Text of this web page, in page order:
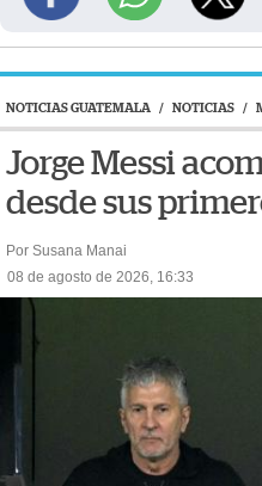
NOTICIAS GUATEMALA / NOTICIAS /
Jorge Messi
desde sus
Por Susana Manai
08 de agosto de 2026, 16:33